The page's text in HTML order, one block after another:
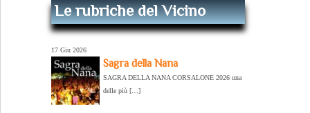
Le rubriche del Vicino
17 Giu 2026
Sagra della Nana
SAGRA DELLA NANA CORSALONE 2026 una
delle più […]